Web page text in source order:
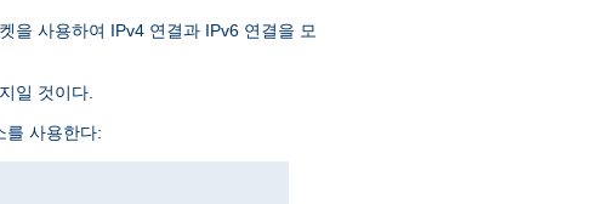
을 사용하여 IPv4 연결과 IPv6 연결을 모
일 것이다.
를 사용한다: